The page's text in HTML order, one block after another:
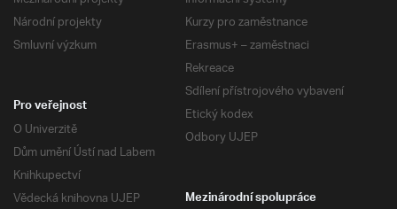
Národní projekty
Smluvní výzkum
Kurzy pro zaměstnance
Erasmus+ – zaměstnaci
Rekreace
Sdílení přístrojového vybavení
Etický kodex
Odbory UJEP
Pro veřejnost
O Univerzitě
Dům umění Ústí nad Labem
Knihkupectví
Vědecká knihovna UJEP
Mezinárodní spolupráce